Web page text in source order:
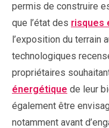
permis de construire
que l’état des risques
l’exposition du terrain
technologiques
propriétaires
énergétique de leur
également être
notamment avant